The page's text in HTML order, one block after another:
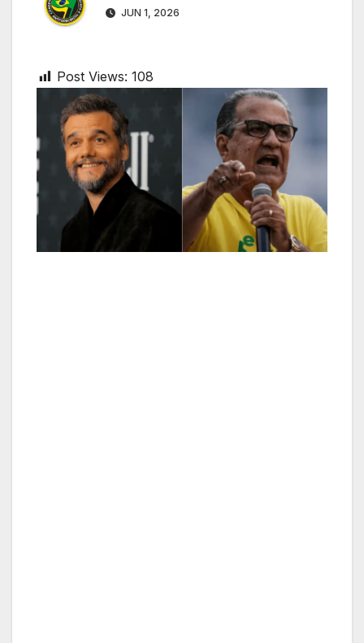
JUN 1, 2026
Post Views: 108